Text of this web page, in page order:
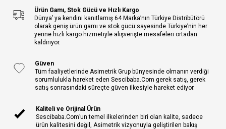
Ürün Gamı, Stok Gücü ve Hızlı Kargo
Dünya’ ya kendini kanıtlamış 64 Marka’nın Türkiye Distribütörü
olarak geniş ürün gamı ve stok gücü sayesinde Türkiye’nin her
yerine hızlı kargo hizmetiyle alışverişte mesafeleri ortadan
kaldırıyor.
Güven
Tüm faaliyetlerinde Asimetrik Grup bünyesinde olmanın verdiği
sorumlulukla hareket eden Sescibaba.Com gerek satış, gerek
satış sonrasındaki süreçte güven ilkesiyle hareket ediyor.
Kaliteli ve Orijinal Ürün
Sescibaba.Com’un temel ilkelerinden biri olan kalite, sadece
ürün kalitesini değil, Asimetrik vizyonuyla geliştirilen bakış